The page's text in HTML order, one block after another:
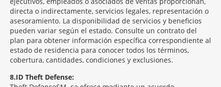
directa o indirectamente, servicios legales, representación o
asesoramiento. La disponibilidad de servicios y beneficios
pueden variar según el estado. Consulte un contrato del
plan para obtener información específica correspondiente al
estado de residencia para conocer todos los términos,
cobertura, cantidades, condiciones y exclusiones.
8 ID Theft Defense: